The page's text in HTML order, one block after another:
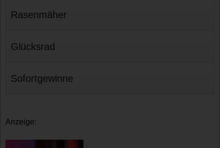
Rasenmäher
Glücksrad
Sofortgewinne
Anzeige: